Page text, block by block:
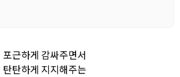
포근하게 감싸주면서
탄탄하게 지지해주는